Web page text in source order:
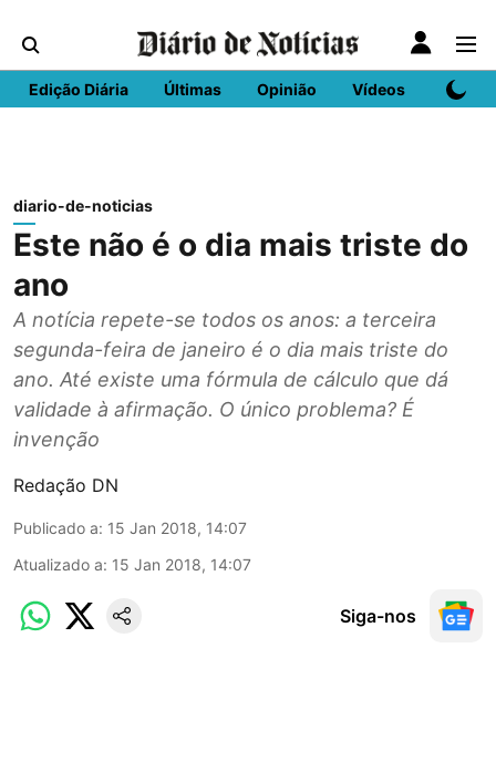
Edição Diária Últimas Opinião Vídeos DN
diario-de-noticias
Este não é o dia mais triste do
ano
A notícia repete-se todos os anos: a terceira
segunda-feira de janeiro é o dia mais triste do
ano. Até existe uma fórmula de cálculo que dá
validade à afirmação. O único problema? É
invenção
Redação DN
Publicado a: 15 Jan 2018, 14:07
Atualizado a: 15 Jan 2018, 14:07
Siga-nos